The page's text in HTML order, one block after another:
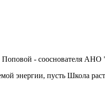
- сооснователя
энергии, пусть Школа